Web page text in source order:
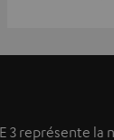
3 représente